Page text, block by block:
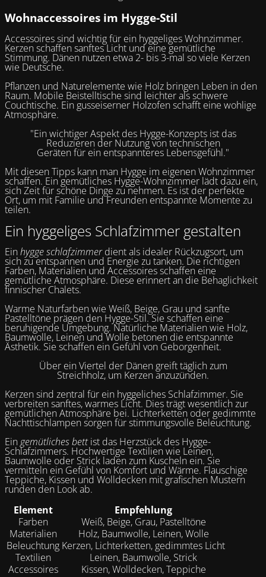
Wohnaccessoires im Hygge-Stil
Accessoires sind wichtig für ein hyggeliges Wohnzimmer.
Kerzen schaffen sanftes Licht und eine gemütliche
Stimmung. Dänen nutzen etwa 2- bis 3-mal so viele Kerzen
wie Deutsche.
Pflanzen und Naturelemente wie Holz bringen Leben in den
Raum. Mobile Beistelltische sind leichter als schwere
Couchtische. Ein gusseiserner Holzofen schafft eine wohlige
Atmosphäre.
"Ein wichtiger Aspekt des Hygge-Konzepts ist das
Reduzieren der Nutzung von technischen
Geräten für ein entspannteres Lebensgefühl."
Mit diesen Tipps kann man Hygge im eigenen Wohnzimmer
schaffen. Ein gemütliches Hygge-Wohnzimmer lädt dazu ein,
sich Zeit für schöne Dinge zu nehmen. Es ist der perfekte
Ort, um mit Familie und Freunden entspannte Momente zu
teilen.
Ein hyggeliges Schlafzimmer gestalten
Einhygge schlafzimmerdient als idealer Rückzugsort, um
sich zu entspannen und Energie zu tanken. Die richtigen
Farben, Materialien und Accessoires schaffen eine
gemütliche Atmosphäre. Diese erinnert an die Behaglichkeit
finnischer Chalets.
Warme Naturfarben wie Weiß, Beige, Grau und sanfte
Pastelltöne prägen den Hygge-Stil. Sie schaffen eine
beruhigende Umgebung. Natürliche Materialien wie Holz,
Baumwolle, Leinen und Wolle betonen die entspannte
Ästhetik. Sie schaffen ein Gefühl von Geborgenheit.
Über ein Viertel der Dänen greift täglich zum
Streichholz, um Kerzen anzuzünden.
Kerzen sind zentral für ein hyggeliches Schlafzimmer. Sie
verbreiten sanftes, warmes Licht. Dies trägt wesentlich zur
gemütlichen Atmosphäre bei. Lichterketten oder gedimmte
Nachttischlampen sorgen für stimmungsvolle Beleuchtung.
Eingemütliches bettist das Herzstück des Hygge-
Schlafzimmers. Hochwertige Textilien wie Leinen,
Baumwolle oder Strick laden zum Kuscheln ein. Sie
vermitteln ein Gefühl von Komfort und Wärme. Flauschige
Teppiche, Kissen und Wolldecken mit grafischen Mustern
runden den Look ab.
Element
Empfehlung
Farben
Weiß, Beige, Grau, Pastelltöne
Materialien
Holz, Baumwolle, Leinen, Wolle
Beleuchtung Kerzen, Lichterketten, gedimmtes Licht
Textilien
Leinen, Baumwolle, Strick
Accessoires
Kissen, Wolldecken, Teppiche